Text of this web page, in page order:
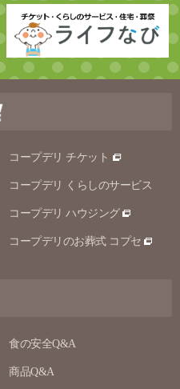
コープデリ チケット
コープデリ くらしのサービス
コープデリ ハウジング
コープデリのお葬式 コプセ
食の安全Q&A
商品Q&A